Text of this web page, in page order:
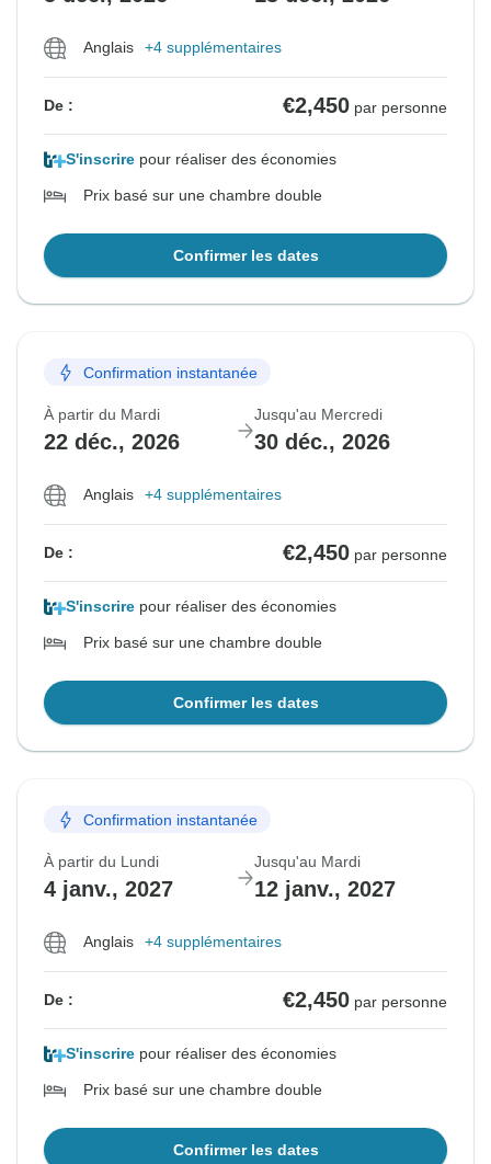
Anglais +4 supplémentaires
De : €2,450 par personne
S'inscrire pour réaliser des économies
Prix basé sur une chambre double
Confirmer les dates
Confirmation instantanée
À partir du Mardi
22 déc., 2026
Jusqu'au Mercredi
30 déc., 2026
Anglais +4 supplémentaires
De : €2,450 par personne
S'inscrire pour réaliser des économies
Prix basé sur une chambre double
Confirmer les dates
Confirmation instantanée
À partir du Lundi
4 janv., 2027
Jusqu'au Mardi
12 janv., 2027
Anglais +4 supplémentaires
De : €2,450 par personne
S'inscrire pour réaliser des économies
Prix basé sur une chambre double
Confirmer les dates